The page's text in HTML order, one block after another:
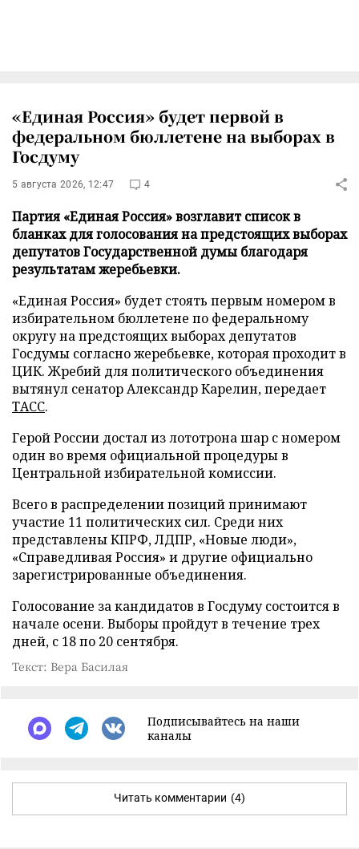
«Единая Россия» будет первой в
федеральном бюллетене на выборах в
Госдуму
5 августа 2026, 12:47 4
Партия «Единая Россия» возглавит список в
бланках для голосования на предстоящих выборах
депутатов Государственной думы благодаря
результатам жеребьевки.
«Единая Россия» будет стоять первым номером в
избирательном бюллетене по федеральному
округу на предстоящих выборах депутатов
Госдумы согласно жеребьевке, которая проходит в
ЦИК. Жребий для политического объединения
вытянул сенатор Александр Карелин, передает
ТАСС.
Герой России достал из лототрона шар с номером
один во время официальной процедуры в
Центральной избирательной комиссии.
Всего в распределении позиций принимают
участие 11 политических сил. Среди них
представлены КПРФ, ЛДПР, «Новые люди»,
«Справедливая Россия» и другие официально
зарегистрированные объединения.
Голосование за кандидатов в Госдуму состоится в
начале осени. Выборы пройдут в течение трех
дней, с 18 по 20 сентября.
Текст: Вера Басилая
Подписывайтесь на наши
каналы
Читать комментарии (4)